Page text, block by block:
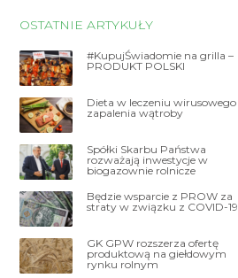
OSTATNIE ARTYKUŁY
#KupujŚwiadomie na grilla –
PRODUKT POLSKI
Dieta w leczeniu wirusowego
zapalenia wątroby
Spółki Skarbu Państwa
rozważają inwestycje w
biogazownie rolnicze
Będzie wsparcie z PROW za
straty w związku z COVID-19
GK GPW rozszerza ofertę
produktową na giełdowym
rynku rolnym